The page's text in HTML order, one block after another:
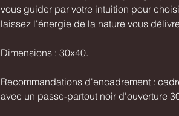
vous guider par votre intuition pour
laissez l'énergie de la nature vous
Dimensions : 30x40.
Recommandations d'encadrement :
avec un passe-partout noir d'ouverture